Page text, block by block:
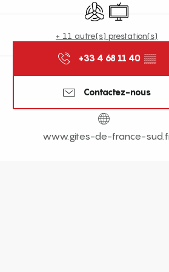
Air conditionné
Télévision
+ 11 autre(s) prestation(s)
+33 4 68 11 40 ▒▒
Contactez-nous
www.gites-de-france-